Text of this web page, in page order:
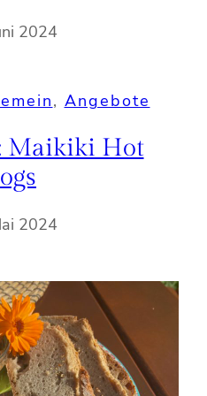
2024
, Angebote
Maikiki Hot
2024